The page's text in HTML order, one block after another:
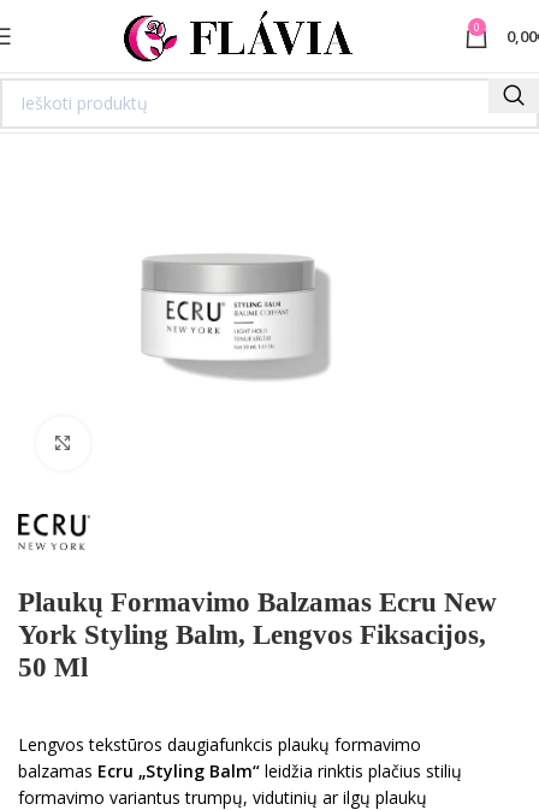
0 0,00
Plaukų Formavimo Balzamas Ecru New
York Styling Balm, Lengvos Fiksacijos,
50 Ml
Lengvos tekstūros daugiafunkcis plaukų formavimo
balzamas Ecru „Styling Balm“ leidžia rinktis plačius stilių
formavimo variantus trumpų, vidutinių ar ilgų plaukų